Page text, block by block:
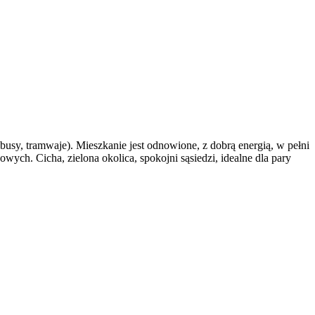
tramwaje). Mieszkanie jest odnowione, z dobrą energią, w pełni
Cicha, zielona okolica, spokojni sąsiedzi, idealne dla pary